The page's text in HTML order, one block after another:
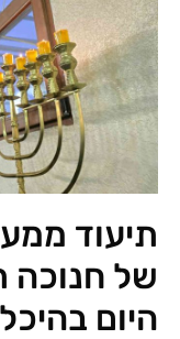
תיעוד
של
היום